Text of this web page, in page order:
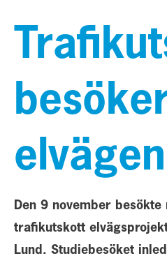
elvägen
Den 9 november besökte
trafikutskott
Lund. Studiebesöket